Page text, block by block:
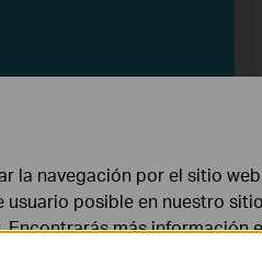
la navegación por el sitio
posible en nuestro
más información